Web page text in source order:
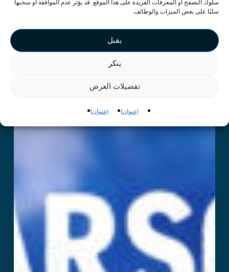
سلوك التصفح أو المعرفات الفريدة على هذا الموقع. قد يؤثر عدم الموافقة أو سحبها
سلبًا على بعض الميزات والوظائف.
يقبل
ينكر
تفضيلات العرض
{عنوان} {عنوان}